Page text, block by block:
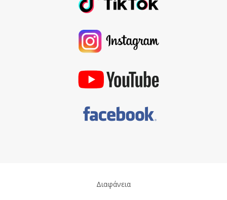
Διαφάνεια